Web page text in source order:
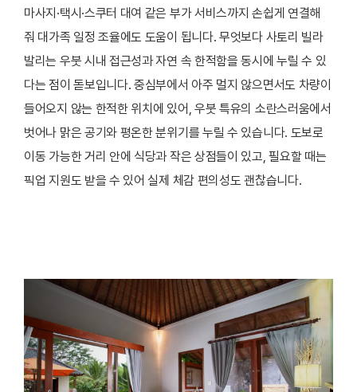
마사지·택시·스쿠터 대여 같은 부가 서비스까지 손쉽게 연결해
줘 대가족 일정 조율에도 도움이 됩니다. 무엇보다 사토리 빌라
발리는 우붓 시내 접근성과 자연 속 한적함을 동시에 누릴 수 있
다는 점이 돋보입니다. 중심부에서 아주 멀지 않으면서도 차량이
들어오지 않는 한적한 위치에 있어, 우붓 특유의 소란스러움에서
벗어나 맑은 공기와 평온한 분위기를 누릴 수 있습니다. 도보로
이동 가능한 거리 안에 식당과 작은 상점들이 있고, 필요할 때는
픽업 지원도 받을 수 있어 실제 체감 편의성도 괜찮습니다.